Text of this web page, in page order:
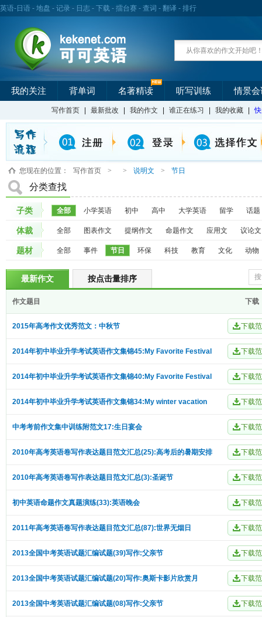
英语- 日语 - 地盘 - 记录 - 日志 - 下载 - 擂台赛 - 查词 - 翻译 - 排行
我的关注 背单词 名著精读 听写训练 情景会
写作首页 最新批改 我的作文 谁正在练习 我的收藏
您现在的位置： 写作首页 > > 说明文 > 节日
分类查找
子类 全部 小学英语 初中 高中 大学英语 留学 话题
体裁 全部 图表作文 提纲作文 命题作文 应用文 议论文
题材 全部 事件 节日 环保 科技 教育 文化 动物
最新作文 按点击量排序
作文题目 下载
2015年高考作文优秀范文：中秋节
2014年初中毕业升学考试英语作文集锦45:My Favorite Festival
2014年初中毕业升学考试英语作文集锦40:My Favorite Festival
2014年初中毕业升学考试英语作文集锦34:My winter vacation
中考考前作文集中训练附范文17:生日宴会
2010年高考英语卷写作表达题目范文汇总(25):高考后的暑期安排
2010年高考英语卷写作表达题目范文汇总(3):圣诞节
初中英语命题作文真题演练(33):英语晚会
2011年高考英语卷写作表达题目范文汇总(87):世界无烟日
2013全国中考英语试题汇编试题(39)写作:父亲节
2013全国中考英语试题汇编试题(20)写作:奥斯卡影片欣赏月
2013全国中考英语试题汇编试题(08)写作:父亲节